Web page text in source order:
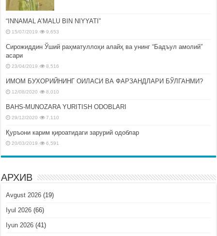
“INNAMAL A’MALU BIN NIYYATI”
15/07/2019 9,653
Сирожиддин Ўший раҳматуллоҳи алайҳ ва унинг “Бадъул амолий”
асари
23/04/2019 8,516
ИМОМ БУХОРИЙНИНГ ОИЛАСИ ВА ФАРЗАНДЛАРИ БЎЛГАНМИ?
12/08/2020 8,010
BAHS-MUNOZARA YURITISH ODOBLARI
29/12/2020 7,110
Қуръони карим қироатидаги зарурий одоблар
20/03/2019 6,591
АРХИВ
Avgust 2026 (19)
Iyul 2026 (66)
Iyun 2026 (41)